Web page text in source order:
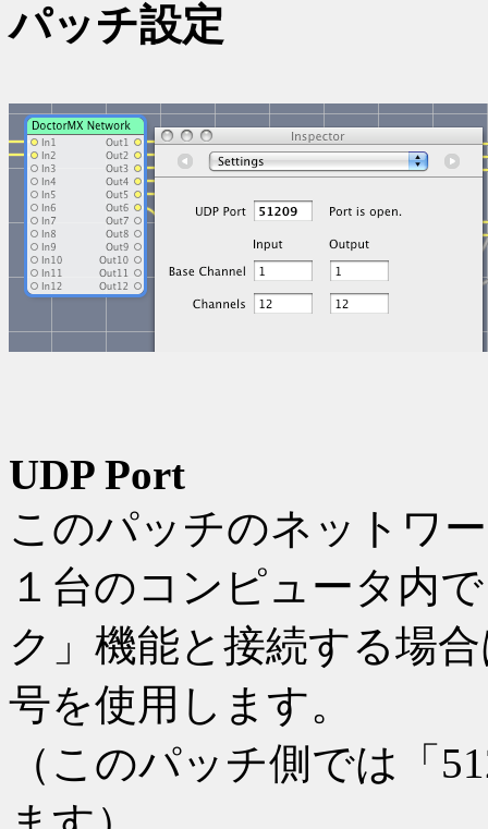
パッチ設定
UDP Port
このパッチのネットワ
１台のコンピュータ内
ク」機能と接続する場
号を使用します。
（このパッチ側では「